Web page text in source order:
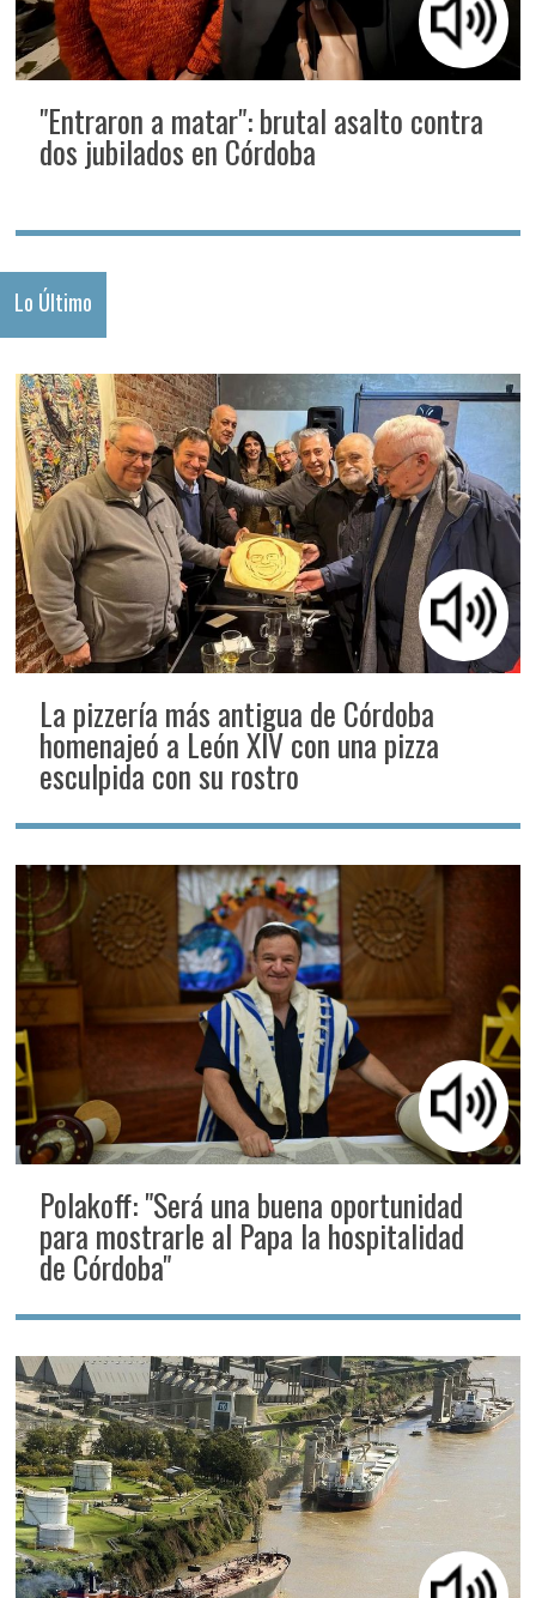
"Entraron a matar": brutal asalto contra
dos jubilados en Córdoba
Lo Último
La pizzería más antigua de Córdoba
homenajeó a León XIV con una pizza
esculpida con su rostro
Polakoff: "Será una buena oportunidad
para mostrarle al Papa la hospitalidad
de Córdoba"